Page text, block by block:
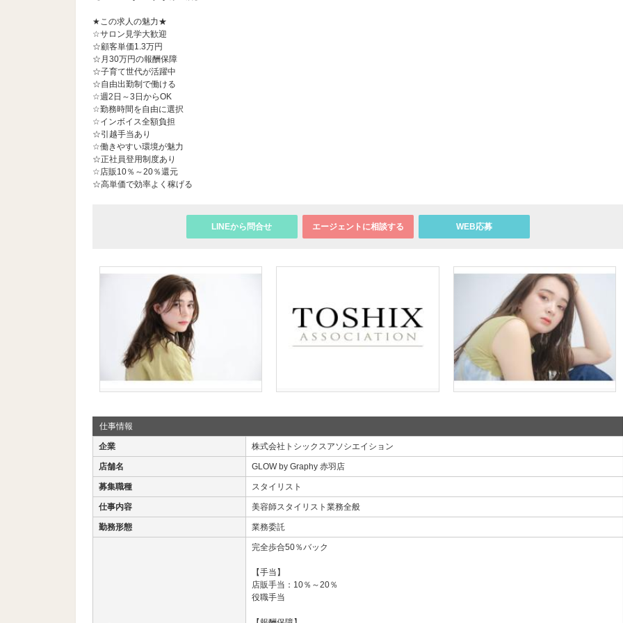
★この求人の魅力★
☆サロン見学大歓迎
☆顧客単価1.3万円
☆月30万円の報酬保障
☆子育て世代が活躍中
☆自由出勤制で働ける
☆週2日～3日からOK
☆勤務時間を自由に選択
☆インボイス全額負担
☆引越手当あり
☆働きやすい環境が魅力
☆正社員登用制度あり
☆店販10％～20％還元
☆高単価で効率よく稼げる
LINEから問合せ エージェントに相談する WEB応募
仕事情報
企業 株式会社トシックスアソシエイション
店舗名 GLOW by Graphy 赤羽店
募集職種 スタイリスト
仕事内容 美容師スタイリスト業務全般
勤務形態 業務委託
完全歩合50％バック
【手当】
店販手当：10％～20％
役職手当